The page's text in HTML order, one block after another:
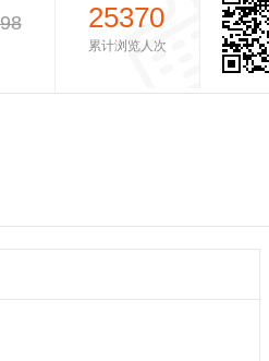
25370
累计浏览人次